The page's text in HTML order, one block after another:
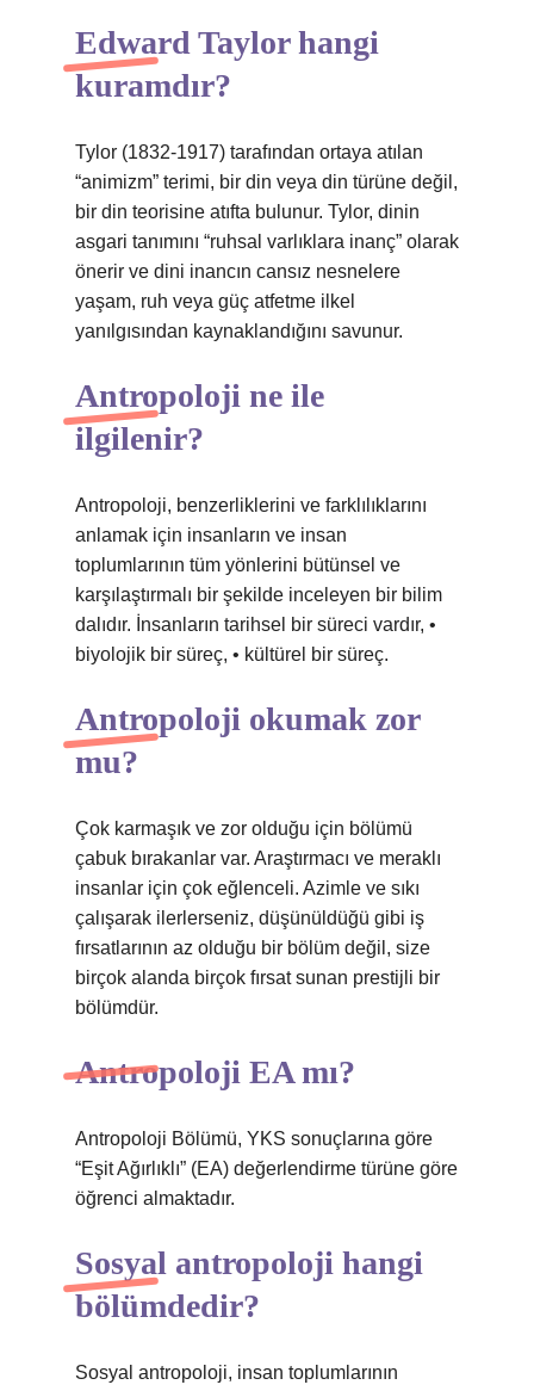
Edward Taylor hangi
kuramdır?
Tylor (1832-1917) tarafından ortaya atılan
“animizm” terimi, bir din veya din türüne değil,
bir din teorisine atıfta bulunur. Tylor, dinin
asgari tanımını “ruhsal varlıklara inanç” olarak
önerir ve dini inancın cansız nesnelere
yaşam, ruh veya güç atfetme ilkel
yanılgısından kaynaklandığını savunur.
Antropoloji ne ile
ilgilenir?
Antropoloji, benzerliklerini ve farklılıklarını
anlamak için insanların ve insan
toplumlarının tüm yönlerini bütünsel ve
karşılaştırmalı bir şekilde inceleyen bir bilim
dalıdır. İnsanların tarihsel bir süreci vardır, •
biyolojik bir süreç, • kültürel bir süreç.
Antropoloji okumak zor
mu?
Çok karmaşık ve zor olduğu için bölümü
çabuk bırakanlar var. Araştırmacı ve meraklı
insanlar için çok eğlenceli. Azimle ve sıkı
çalışarak ilerlerseniz, düşünüldüğü gibi iş
fırsatlarının az olduğu bir bölüm değil, size
birçok alanda birçok fırsat sunan prestijli bir
bölümdür.
Antropoloji EA mı?
Antropoloji Bölümü, YKS sonuçlarına göre
“Eşit Ağırlıklı” (EA) değerlendirme türüne göre
öğrenci almaktadır.
Sosyal antropoloji hangi
bölümdedir?
Sosyal antropoloji, insan toplumlarının